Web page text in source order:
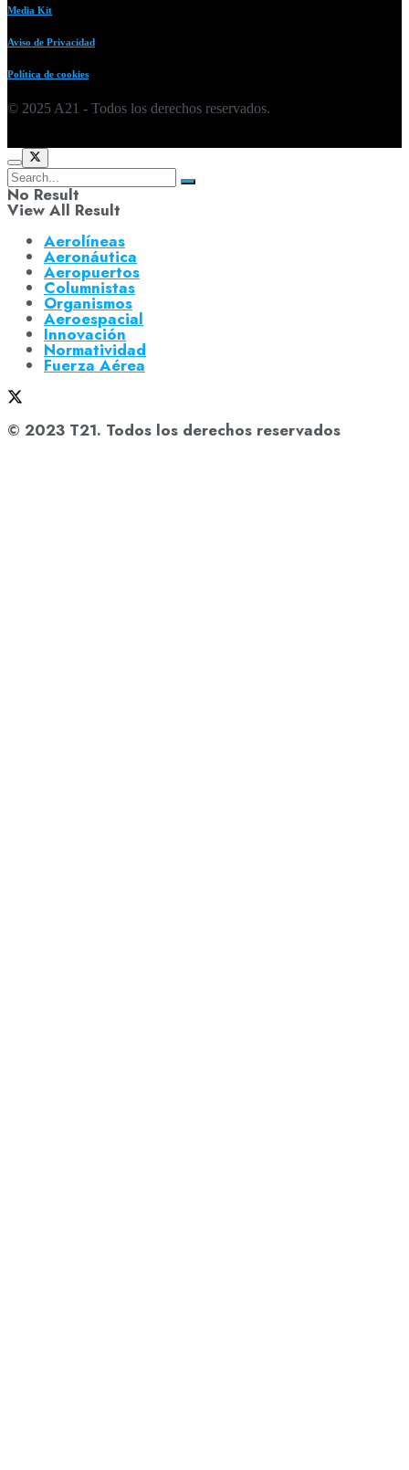
Media Kit
Aviso de Privacidad
Política de cookies
© 2025 A21 - Todos los derechos reservados.
No Result
View All Result
Aerolíneas
Aeronáutica
Aeropuertos
Columnistas
Organismos
Aeroespacial
Innovación
Normatividad
Fuerza Aérea
© 2023 T21. Todos los derechos reservados